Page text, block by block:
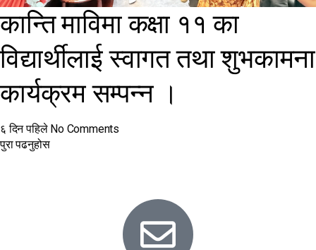
कान्ति माविमा कक्षा ११ का
विद्यार्थीलाई स्वागत तथा शुभकामना
कार्यक्रम सम्पन्न ।
६ दिन पहिले No Comments
पुरा पढनुहोस